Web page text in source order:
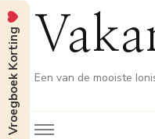
Een van de mooiste
Vroegboek Korting